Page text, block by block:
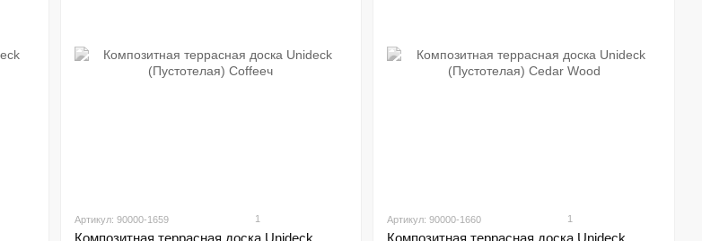
Артикул: 90000-1659 1
Композитная террасная доска Unideck
Артикул: 90000-1660 1
Композитная террасная доска Unideck